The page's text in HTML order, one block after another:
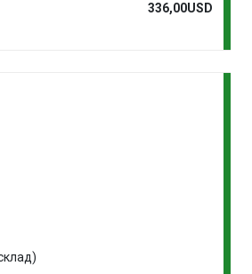
336,00USD